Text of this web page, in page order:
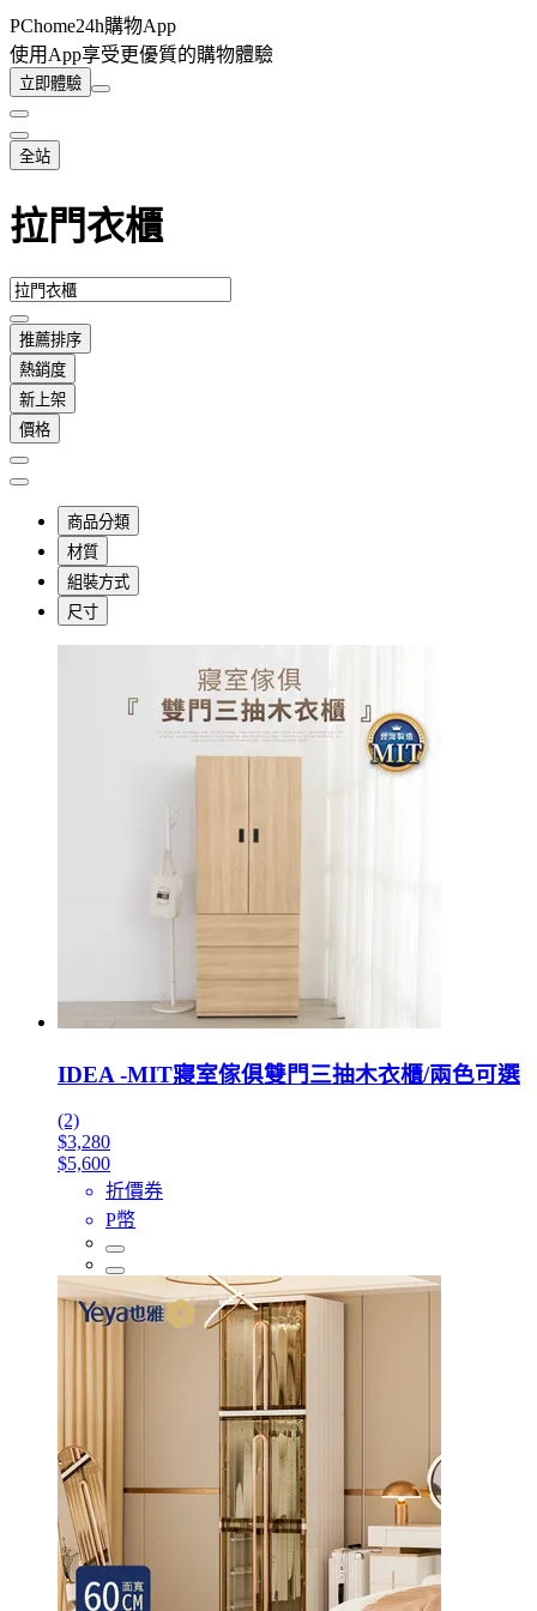
PChome24h購物App
使用App享受更優質的購物體驗
立即體驗
全站
拉門衣櫃
推薦排序
熱銷度
新上架
價格
商品分類
材質
組裝方式
尺寸
IDEA -MIT寢室傢俱雙門三抽木衣櫃/兩色可選
(2)
$3,280
$5,600
折價券
P幣